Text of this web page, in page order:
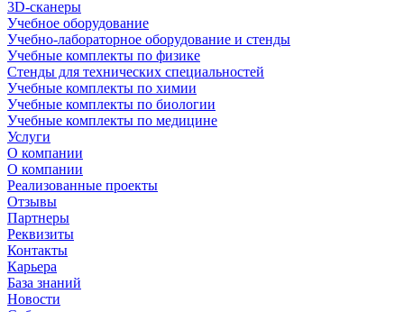
3D-сканеры
Учебное оборудование
Учебно-лабораторное оборудование и стенды
Учебные комплекты по физике
Стенды для технических специальностей
Учебные комплекты по химии
Учебные комплекты по биологии
Учебные комплекты по медицине
Услуги
О компании
О компании
Реализованные проекты
Отзывы
Партнеры
Реквизиты
Контакты
Карьера
База знаний
Новости